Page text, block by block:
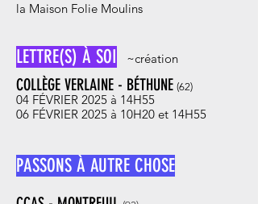
la Maison Folie Moulins
LETTRE(S) À SOI ~création
COLLÈGE VERLAINE - BÉTHUNE (62)
04 FÉVRIER 2025 à 14H55
06 FÉVRIER 2025 à 10H20 et 14H55
PASSONS À AUTRE CHOSE